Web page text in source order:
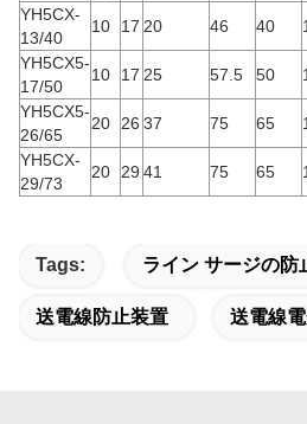
YH5CX-
13/40
10 17 20 46 40
YH5CX5-
17/50
10 17 25 57.5 50
YH5CX5-
26/65
20 26 37 75 65
YH5CX-
29/73
20 29 41 75 65
Tags: ライン サージの防
送電線防止装置 送電線